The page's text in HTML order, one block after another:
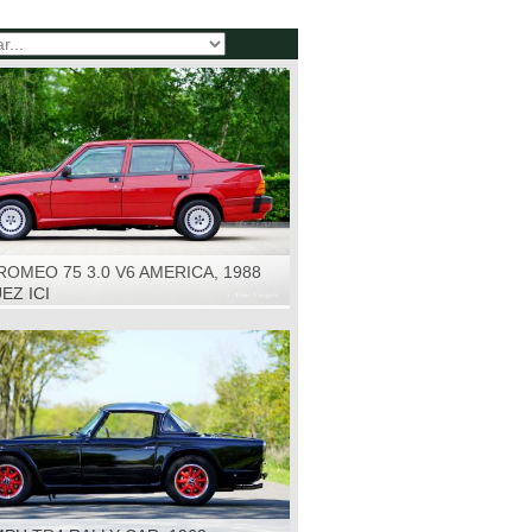
75 3.0 V6 AMERICA, 1988
ICI